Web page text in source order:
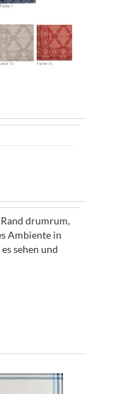
drumrum,
Ambiente in
sehen und